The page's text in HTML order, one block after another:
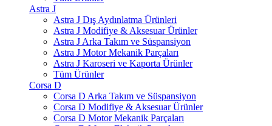
Astra J
Astra J Dış Aydınlatma Ürünleri
Astra J Modifiye & Aksesuar Ürünler
Astra J Arka Takım ve Süspansiyon
Astra J Motor Mekanik Parçaları
Astra J Karoseri ve Kaporta Ürünler
Tüm Ürünler
Corsa D
Corsa D Arka Takım ve Süspansiyon
Corsa D Modifiye & Aksesuar Ürünler
Corsa D Motor Mekanik Parçaları